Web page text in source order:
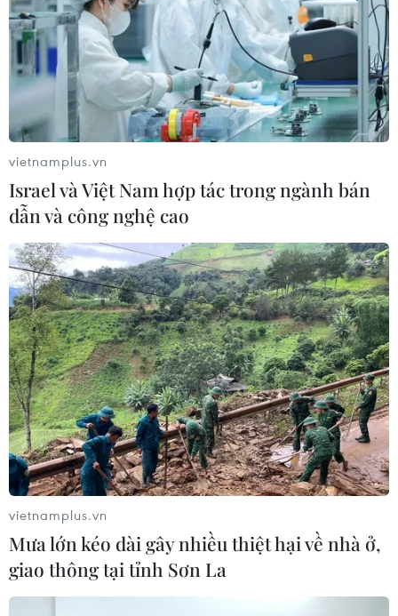
vietnamplus.vn
Israel và Việt Nam hợp tác trong ngành bán
dẫn và công nghệ cao
vietnamplus.vn
Mưa lớn kéo dài gây nhiều thiệt hại về nhà ở,
giao thông tại tỉnh Sơn La